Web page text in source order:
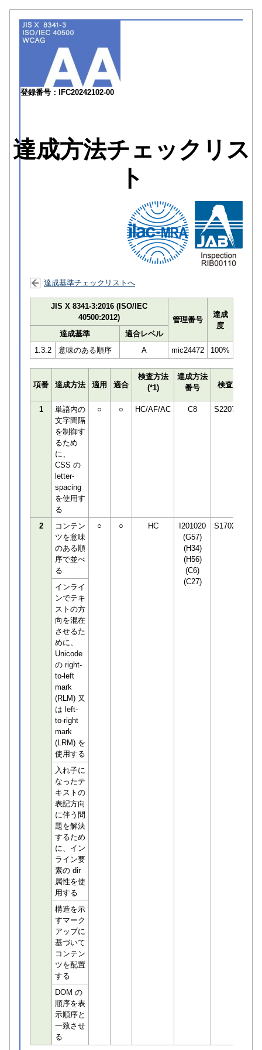
登録番号：IFC20242102-00
達成方法チェックリス
ト
達成基準チェックリストへ
JIS X 8341-3:2016 (ISO/IEC
40500:2012)
管理番号
達成
度
達成基準
適合レベル
1.3.2
意味のある順序 A mic24472 100%
項番 達成方法 適用 適合
検査方法
(*1)
達成方法
番号
検査員
1
単語内の
文字間隔
を制御す
るため
に、
CSS の
letter-
spacing
を使用す
る
○ ○ HC/AF/AC C8 S220745
2
コンテン
ツを意味
のある順
序で並べ
る
○ ○ HC
I201020
(G57)
(H34)
(H56)
(C6)
(C27)
S170294
インライ
ンでテキ
ストの方
向を混在
させるた
めに、
Unicode
の right-
to-left
mark
(RLM) 又
は left-
to-right
mark
(LRM) を
使用する
入れ子に
なったテ
キストの
表記方向
に伴う問
題を解決
するため
に、イン
ライン要
素の dir
属性を使
用する
構造を示
すマーク
アップに
基づいて
コンテン
ツを配置
する
DOM の
順序を表
示順序と
一致させ
る